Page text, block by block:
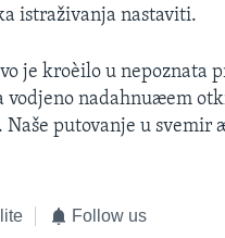
istraživanja nastaviti.
je kroèilo u nepoznata
vodjeno nadahnuæem
Naše putovanje u svemir
Follow us